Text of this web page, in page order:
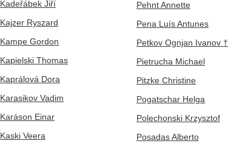
Kadeřábek Jiří
Kajzer Ryszard
Kampe Gordon
Kapielski Thomas
Kaprálová Dora
Karasikov Vadim
Karáson Einar
Kaski Veera
Pehnt Annette
Pena Luís Antunes
Petkov Ognjan Ivanov †
Pietrucha Michael
Pitzke Christine
Pogatschar Helga
Polechonski Krzysztof
Posadas Alberto